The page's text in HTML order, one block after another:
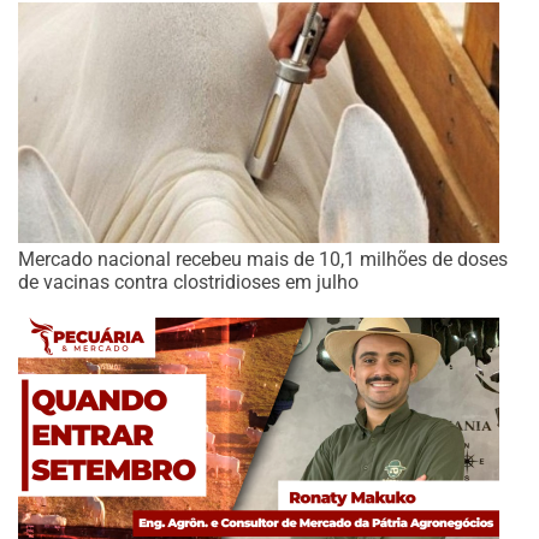
Mercado nacional recebeu mais de 10,1 milhões de doses
de vacinas contra clostridioses em julho